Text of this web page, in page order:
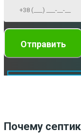
Почему